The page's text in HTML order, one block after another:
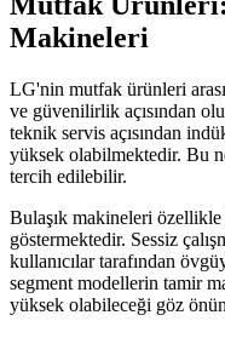
Makineleri
LG'nin mutfak ürünleri
ve güvenilirlik açısından
teknik servis açısından
yüksek olabilmektedir. Bu
tercih edilebilir.
Bulaşık makineleri
göstermektedir. Sessiz
kullanıcılar tarafından
segment modellerin tamir
yüksek olabileceği göz